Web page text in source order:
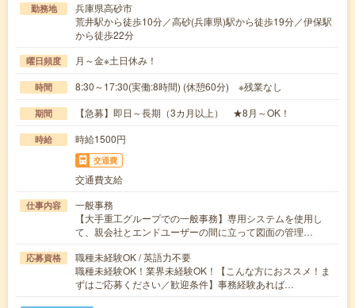
勤務地
兵庫県高砂市
荒井駅から徒歩10分／高砂(兵庫県)駅から徒歩19分／伊保駅
から徒歩22分
曜日頻度 月～金※土日休み！
時間 8:30～17:30(実働:8時間) (休憩60分) ※残業なし
期間 【急募】即日～長期（3カ月以上） ★8月～OK！
時給 時給1500円
交通費
交通費支給
仕事内容
一般事務
【大手重工グループでの一般事務】専用システムを使用し
て、親会社とエンドユーザーの間に立って図面の管理…
応募資格
職種未経験OK / 英語力不要
職種未経験OK！業界未経験OK！【こんな方におススメ！ま
ずはご応募ください／歓迎条件】事務経験あれば…